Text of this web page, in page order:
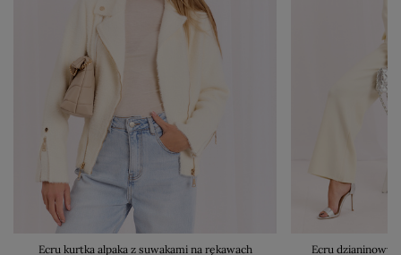
Ecru kurtka alpaka z suwakami na rękawach Ecru dzianinowy